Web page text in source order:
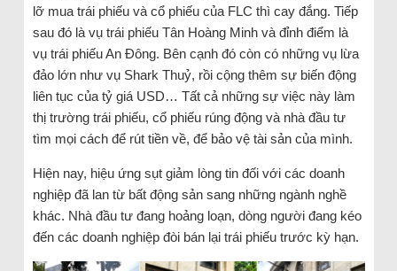
lỡ mua trái phiếu và cổ phiếu của FLC thì cay đắng. Tiếp
sau đó là vụ trái phiếu Tân Hoàng Minh và đỉnh điểm là
vụ trái phiếu An Đông. Bên cạnh đó còn có những vụ lừa
đảo lớn như vụ Shark Thuỷ, rồi cộng thêm sự biến động
liên tục của tỷ giá USD… Tất cả những sự việc này làm
thị trường trái phiếu, cổ phiếu rúng động và nhà đầu tư
tìm mọi cách để rút tiền về, để bảo vệ tài sản của mình.
Hiện nay, hiệu ứng sụt giảm lòng tin đối với các doanh
nghiệp đã lan từ bất động sản sang những ngành nghề
khác. Nhà đầu tư đang hoảng loạn, dòng người đang kéo
đến các doanh nghiệp đòi bán lại trái phiếu trước kỳ hạn.